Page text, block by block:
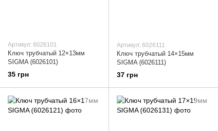
Артикул: 6026101
Ключ трубчатый 12×13мм
SIGMA (6026101)
35 грн
Артикул: 6026111
Ключ трубчатый 14×15мм
SIGMA (6026111)
37 грн